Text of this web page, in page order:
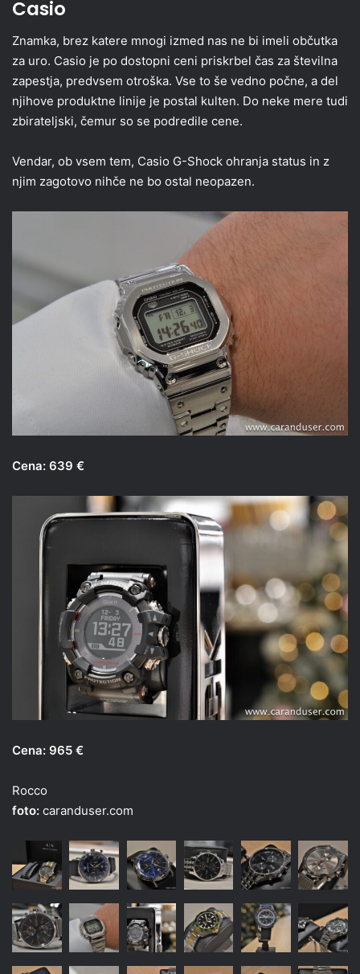
Casio
Znamka, brez katere mnogi izmed nas ne bi imeli občutka
za uro. Casio je po dostopni ceni priskrbel čas za številna
zapestja, predvsem otroška. Vse to še vedno počne, a del
njihove produktne linije je postal kulten. Do neke mere tudi
zbirateljski, čemur so se podredile cene.
Vendar, ob vsem tem, Casio G-Shock ohranja status in z
njim zagotovo nihče ne bo ostal neopazen.
Cena: 639 €
Cena: 965 €
Rocco
foto: caranduser.com